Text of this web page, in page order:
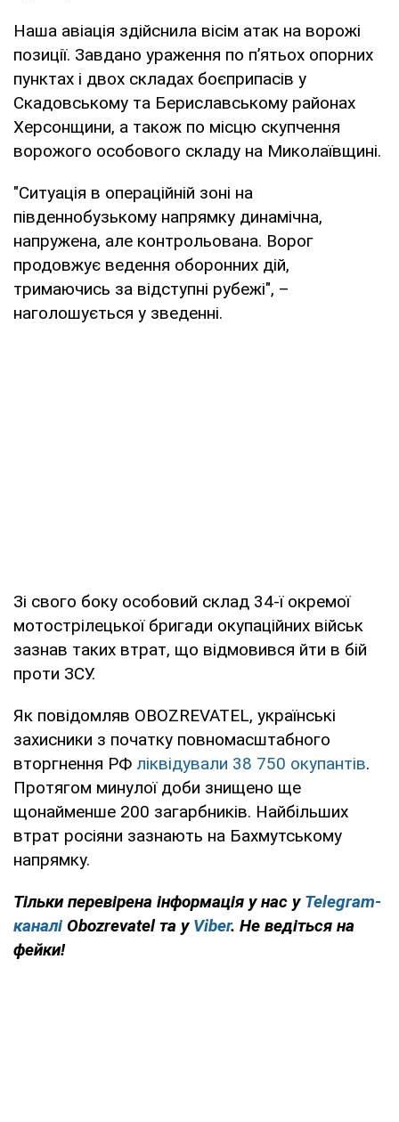
Наша авіація здійснила вісім атак на ворожі
позиції. Завдано ураження по п’ятьох опорних
пунктах і двох складах боєприпасів у
Скадовському та Бериславському районах
Херсонщини, а також по місцю скупчення
ворожого особового складу на Миколаївщині.
"Ситуація в операційній зоні на
південнобузькому напрямку динамічна,
напружена, але контрольована. Ворог
продовжує ведення оборонних дій,
тримаючись за відступні рубежі", –
наголошується у зведенні.
Зі свого боку особовий склад 34-ї окремої
мотострілецької бригади окупаційних військ
зазнав таких втрат, що відмовився йти в бій
проти ЗСУ.
Як повідомляв OBOZREVATEL, українські
захисники з початку повномасштабного
вторгнення РФ ліквідували 38 750 окупантів.
Протягом минулої доби знищено ще
щонайменше 200 загарбників. Найбільших
втрат росіяни зазнають на Бахмутському
напрямку.
Тільки перевірена інформація у нас у Telegram-
каналі Obozrevatel та у Viber. Не ведіться на
фейки!